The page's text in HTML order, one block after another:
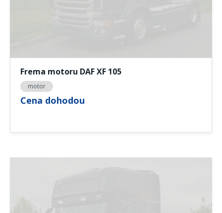
Frema motoru DAF XF 105
motor
Cena dohodou